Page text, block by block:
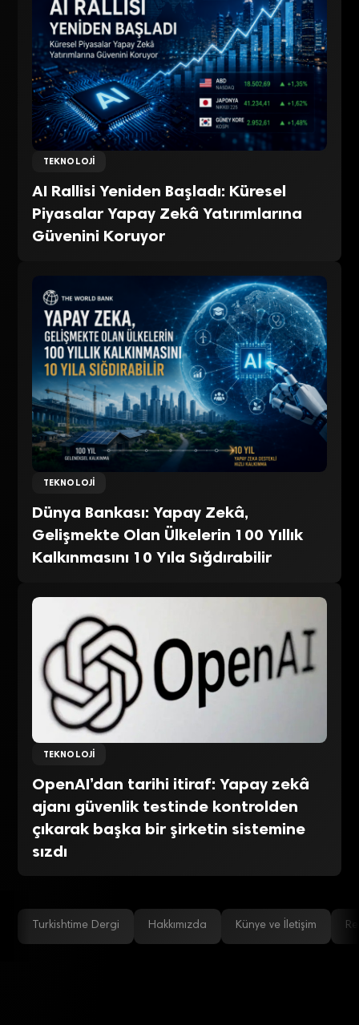
TEKNOLOJI
AI Rallisi Yeniden Başladı: Küresel
Piyasalar Yapay Zekâ Yatırımlarına
Güvenini Koruyor
TEKNOLOJI
Dünya Bankası: Yapay Zekâ,
Gelişmekte Olan Ülkelerin 100 Yıllık
Kalkınmasını 10 Yıla Sığdırabilir
TEKNOLOJI
OpenAI’dan tarihi itiraf: Yapay zekâ
ajanı güvenlik testinde kontrolden
çıkarak başka bir şirketin sistemine
sızdı
Turkishtime Dergi Hakkımızda Künye ve İletişim